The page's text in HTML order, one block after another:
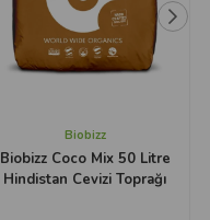
Biobizz
Biobizz Coco Mix 50 Litre
Hindistan Cevizi Toprağı